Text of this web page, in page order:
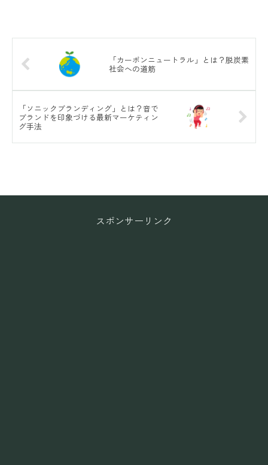
「カーボンニュートラル」とは？脱炭素
社会への道筋
「ソニックブランディング」とは？音で
ブランドを印象づける最新マーケティン
グ手法
スポンサーリンク